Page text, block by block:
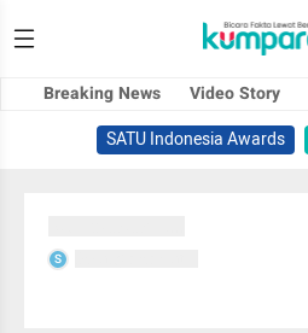
Breaking News Video Story
SATU Indonesia Awards
S